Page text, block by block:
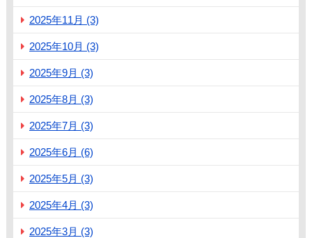
2025年11月 (3)
2025年10月 (3)
2025年9月 (3)
2025年8月 (3)
2025年7月 (3)
2025年6月 (6)
2025年5月 (3)
2025年4月 (3)
2025年3月 (3)